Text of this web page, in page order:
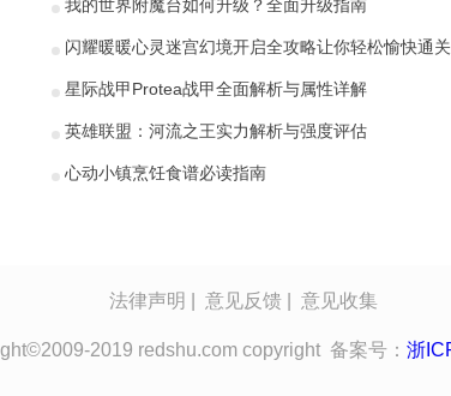
我的世界附魔台如何升级？全面升级指南
闪耀暖暖心灵迷宫幻境开启全攻略让你轻松愉快通关
星际战甲Protea战甲全面解析与属性详解
英雄联盟：河流之王实力解析与强度评估
心动小镇烹饪食谱必读指南
法律声明 意见反馈 意见收集
2019 redshu.com copyright 备案号： 浙